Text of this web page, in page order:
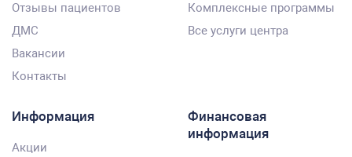
Отзывы пациентов
ДМС
Вакансии
Контакты
Комплексные программы
Все услуги центра
Информация
Акции
Финансовая
информация